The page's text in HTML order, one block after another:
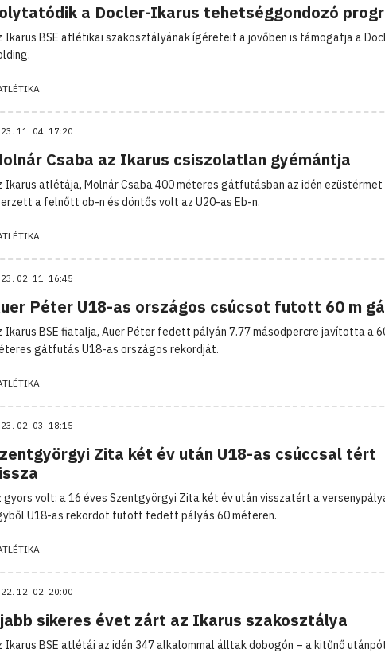
a Docler-Ikarus tehetséggondozó
Ikarus BSE atlétikai szakosztályának ígéreteit a jövőben is támogatja a
11. 04. 17:20
Csaba az Ikarus csiszolatlan gyémántja
Ikarus atlétája, Molnár Csaba 400 méteres gátfutásban az idén ezüstérmet
a felnőtt ob-n és döntős volt az U20-as Eb-n.
02. 11. 16:45
Péter U18-as országos csúcsot futott 60 m
Ikarus BSE fiatalja, Auer Péter fedett pályán 7.77 másodpercre javította a
gátfutás U18-as országos rekordját.
02. 03. 18:15
Zita két év után U18-as csúccsal tért
gyors volt: a 16 éves Szentgyörgyi Zita két év után visszatért a
U18-as rekordot futott fedett pályás 60 méteren.
12. 02. 20:00
sikeres évet zárt az Ikarus szakosztálya
Ikarus BSE atlétái az idén 347 alkalommal álltak dobogón – a kitűnő